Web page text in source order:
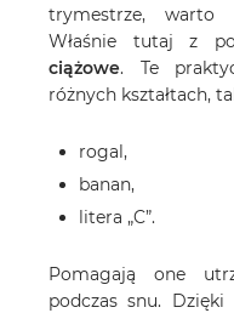
trymestrze, warto
Właśnie tutaj z
ciążowe. Te
różnych kształtach,
rogal,
banan,
litera „C”.
Pomagają one
podczas snu.